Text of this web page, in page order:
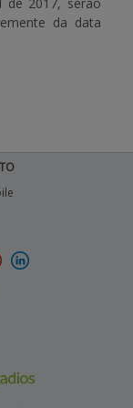
da data